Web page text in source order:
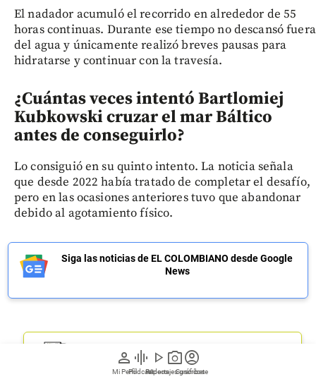
person
Mi Perfil
graphic_eq
Pódcast
play_arrow
Videos
photo_camera
Reportajes gráficos
account_circle
Suscríbete
El nadador acumuló el recorrido en alrededor de 55
horas continuas. Durante ese tiempo no descansó fuera
del agua y únicamente realizó breves pausas para
hidratarse y continuar con la travesía.
¿Cuántas veces intentó Bartlomiej
Kubkowski cruzar el mar Báltico
antes de conseguirlo?
Lo consiguió en su quinto intento. La noticia señala
que desde 2022 había tratado de completar el desafío,
pero en las ocasiones anteriores tuvo que abandonar
debido al agotamiento físico.
Siga las noticias de EL COLOMBIANO desde Google
News
Regístrate a nuestro newsletter